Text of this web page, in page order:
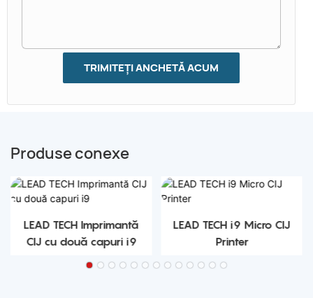
TRIMITEȚI ANCHETĂ ACUM
Produse conexe
LEAD TECH Imprimantă
CIJ cu două capuri i9
LEAD TECH i9 Micro CIJ
Printer